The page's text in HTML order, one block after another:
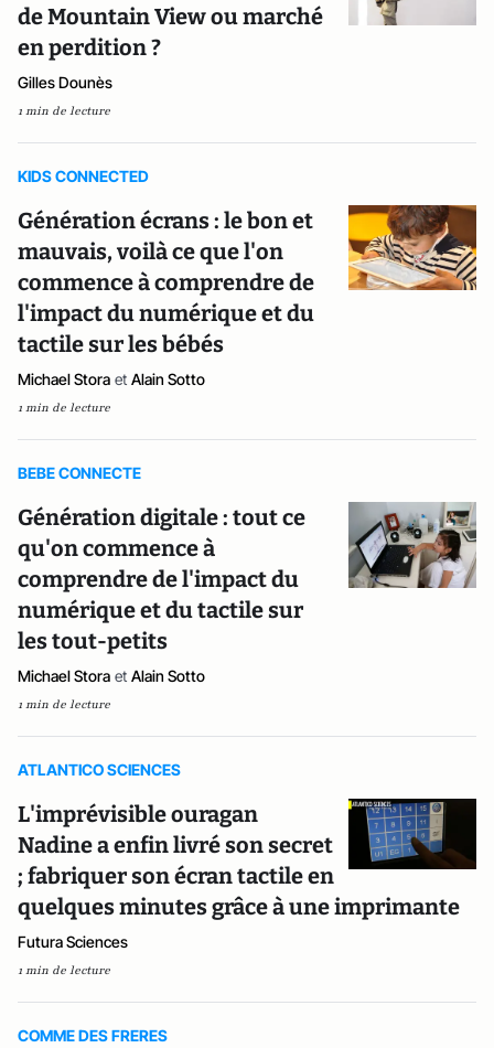
de Mountain View ou marché
en perdition ?
Gilles Dounès
1 min de lecture
KIDS CONNECTED
Génération écrans : le bon et
mauvais, voilà ce que l'on
commence à comprendre de
l'impact du numérique et du
tactile sur les bébés
Michael Stora et Alain Sotto
1 min de lecture
BEBE CONNECTE
Génération digitale : tout ce
qu'on commence à
comprendre de l'impact du
numérique et du tactile sur
les tout-petits
Michael Stora et Alain Sotto
1 min de lecture
ATLANTICO SCIENCES
L'imprévisible ouragan
Nadine a enfin livré son secret
; fabriquer son écran tactile en
quelques minutes grâce à une imprimante
Futura Sciences
1 min de lecture
COMME DES FRERES